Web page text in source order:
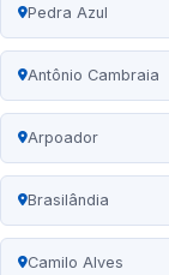
Pedra Azul
Antônio Cambraia
Arpoador
Brasilândia
Camilo Alves